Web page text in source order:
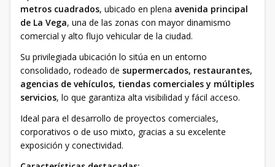
metros cuadrados, ubicado en plena avenida principal
de La Vega, una de las zonas con mayor dinamismo
comercial y alto flujo vehicular de la ciudad.
Su privilegiada ubicación lo sitúa en un entorno
consolidado, rodeado de supermercados, restaurantes,
agencias de vehículos, tiendas comerciales y múltiples
servicios, lo que garantiza alta visibilidad y fácil acceso.
Ideal para el desarrollo de proyectos comerciales,
corporativos o de uso mixto, gracias a su excelente
exposición y conectividad.